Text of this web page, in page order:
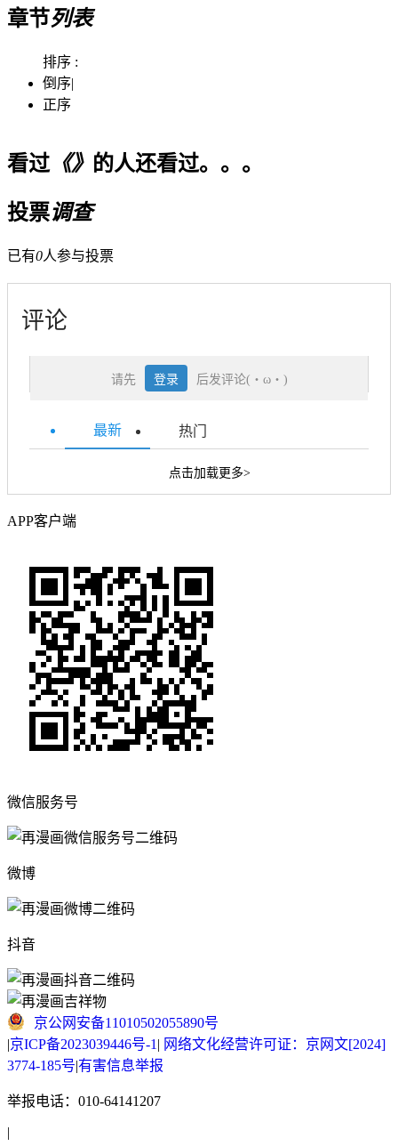
章节列表
排序 :
倒序|
正序
看过《》 的人还看过。。。
投票调查
已有0人参与投票
评论
请先 登录 后发评论(・ω・)
最新 热门
点击加载更多>
APP客户端
微信服务号
微博
抖音
京公网安备11010502055890号
|京ICP备2023039446号-1 | 网络文化经营许可证：京网文[2024]
3774-185号|有害信息举报
举报电话：010-64141207
|